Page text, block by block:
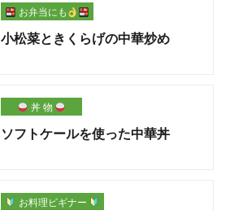
お弁当にも
小松菜ときくらげの中華炒め
丼 物
ソフトケールを使った中華丼
お料理ビギナー